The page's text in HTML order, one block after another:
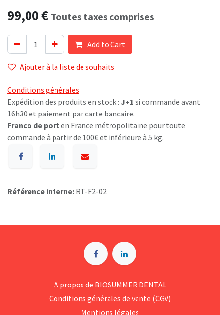
99,00€ Toutes taxes comprises
Add to Cart
Ajouter à la liste de souhaits
Conditions générales
Expédition des produits en stock : J+1 si commande avant
16h30 et paiement par carte bancaire.
Franco de port en France métropolitaine pour toute
commande à partir de 100€ et inférieure à 5 kg.
Référence interne: RT-F2-02
A p​ropos de BIOSUMMER DENTAL
Conditions générales d​e vente (CGV)
Mentions légales